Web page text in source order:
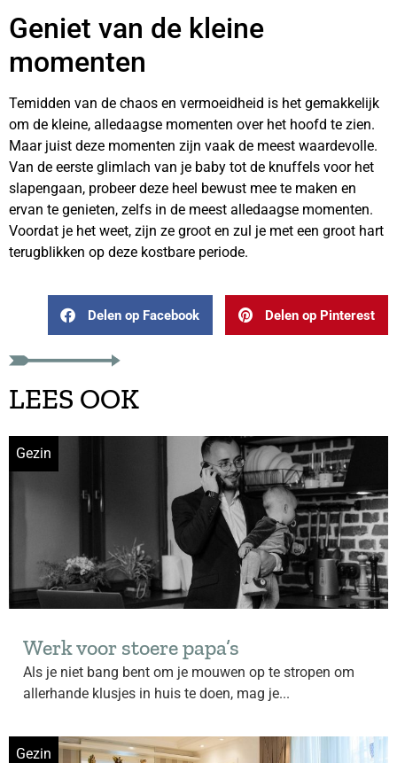
Geniet van de kleine
momenten
Temidden van de chaos en vermoeidheid is het gemakkelijk
om de kleine, alledaagse momenten over het hoofd te zien.
Maar juist deze momenten zijn vaak de meest waardevolle.
Van de eerste glimlach van je baby tot de knuffels voor het
slapengaan, probeer deze heel bewust mee te maken en
ervan te genieten, zelfs in de meest alledaagse momenten.
Voordat je het weet, zijn ze groot en zul je met een groot hart
terugblikken op deze kostbare periode.
Delen op Facebook Delen op Pinterest
LEES OOK
Gezin
Werk voor stoere papa’s
Als je niet bang bent om je mouwen op te stropen om
allerhande klusjes in huis te doen, mag je...
Gezin